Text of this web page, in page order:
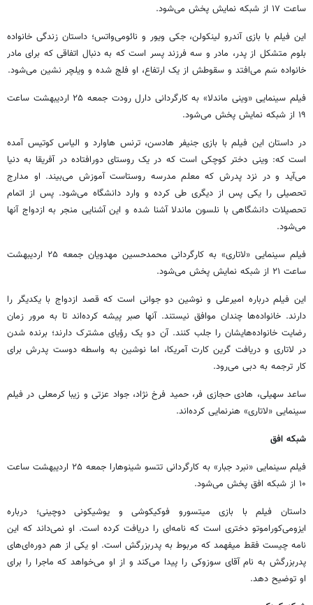
ساعت ۱۷ از شبکه نمایش پخش می‌شود.
این فیلم با بازی آندرو لینکولن، جکی ویور و نائومی‌واتس؛ داستان زندگی خانواده
بلوم متشکل از پدر، مادر و سه فرزند پسر است که به دنبال اتفاقی که برای مادر
خانواده سَم می‌افتد و سقوطش از یک ارتفاع، او فلج شده و ویلچر نشین می‌شود.
فیلم سینمایی «وینی ماندلا» به کارگردانی دارل رودت جمعه ۲۵ اردیبهشت ساعت
۱۹ از شبکه نمایش پخش می‌شود.
در داستان این فیلم با بازی جنیفر هادسن، ترنس‌ هاوارد و الیاس کوتیس آمده
است که: وینی دختر کوچکی است که در یک روستای دورافتاده در آفریقا به دنیا
می‌آید و در نزد پدرش که معلم مدرسه روستاست آموزش می‌بیند. او مدارج
تحصیلی را یکی پس از دیگری طی کرده و وارد دانشگاه می‌شود. پس از اتمام
تحصیلات دانشگاهی با نلسون ماندلا آشنا شده و این آشنایی منجر به ازدواج آنها
می‌شود.
فیلم سینمایی «لاتاری» به کارگردانی محمدحسین مهدویان جمعه ۲۵ اردیبهشت
ساعت ۲۱ از شبکه نمایش پخش می‌شود.
این فیلم درباره امیرعلی و نوشین دو جوانی است که قصد ازدواج با یکدیگر را
دارند. خانواده‌ها چندان موافق نیستند. آنها صبر پیشه کرده‌اند تا به مرور زمان
رضایت خانواده‌هایشان را جلب کنند. آن دو یک رؤیای مشترک دارند؛ برنده شدن
در لاتاری و دریافت گرین کارت آمریکا، اما نوشین به واسطه دوست پدرش برای
کار ترجمه به دبی می‌رود.
ساعد سهیلی،‌ هادی حجازی فر، حمید فرخ نژاد، جواد عزتی و زیبا کرمعلی در فیلم
سینمایی «لاتاری» هنرنمایی کرده‌اند.
شبکه افق
فیلم سینمایی «نبرد جبار» به کارگردانی تتسو شینوهارا جمعه ۲۵ اردیبهشت ساعت
۱۰ از شبکه افق پخش می‌شود.
داستان فیلم با بازی میتسورو فوکیکوشی و یوشیکونی دوچینی؛ درباره
ایزومی‌کوراموتو دختری است که نامه‌‏ای را دریافت کرده است. او نمی‏‌داند که این
نامه چیست فقط می‏فهمد که مربوط به پدربزرگش است. او یکی از هم‏ دوره‌‏ای‏‌های
پدربزرگش به نام آقای سوزوکی را پیدا می‏‌کند و از او می‏‌خواهد که ماجرا را برای
او توضیح دهد.